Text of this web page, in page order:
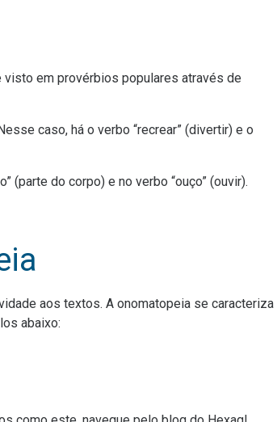
visto em provérbios populares através de
caso, há o verbo “recrear” (divertir) e o
(parte do corpo) e no verbo “ouço” (ouvir).
aos textos. A onomatopeia se caracteriza
abaixo: